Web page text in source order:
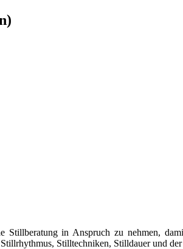
Stillberatung in Anspruch zu nehmen,
Stilltechniken, Stilldauer und